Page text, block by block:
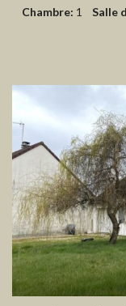
Chambre: 1 Salle